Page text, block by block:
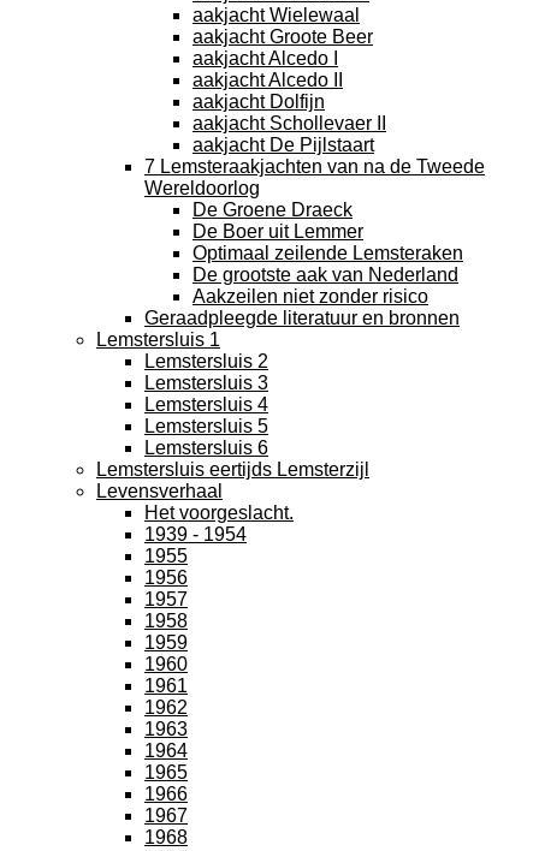
aakjacht Wielewaal
aakjacht Groote Beer
aakjacht Alcedo I
aakjacht Alcedo II
aakjacht Dolfijn
aakjacht Schollevaer II
aakjacht De Pijlstaart
7 Lemsteraakjachten van na de Tweede
Wereldoorlog
De Groene Draeck
De Boer uit Lemmer
Optimaal zeilende Lemsteraken
De grootste aak van Nederland
Aakzeilen niet zonder risico
Geraadpleegde literatuur en bronnen
Lemstersluis 1
Lemstersluis 2
Lemstersluis 3
Lemstersluis 4
Lemstersluis 5
Lemstersluis 6
Lemstersluis eertijds Lemsterzijl
Levensverhaal
Het voorgeslacht.
1939 - 1954
1955
1956
1957
1958
1959
1960
1961
1962
1963
1964
1965
1966
1967
1968